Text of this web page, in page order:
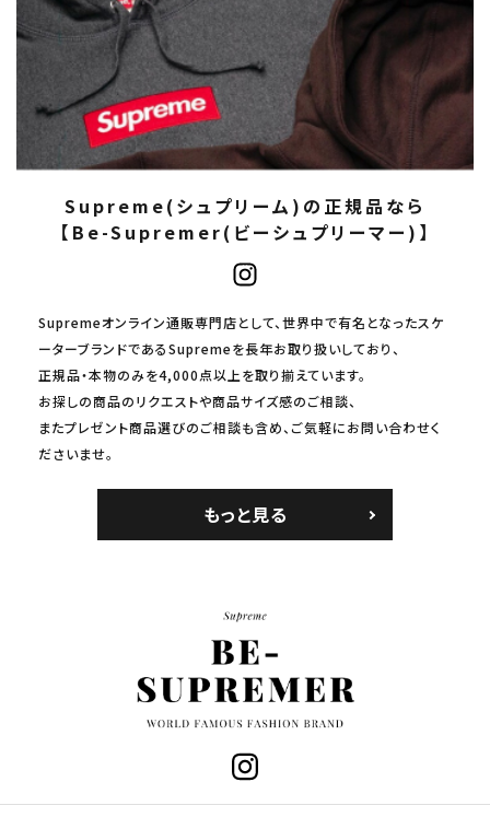
Supreme(シュプリーム)の正規品なら
【Be-Supremer(ビーシュプリーマー)】
Supremeオンライン通販専門店として、世界中で有名となったスケ
ーターブランドであるSupremeを長年お取り扱いしており、
正規品・本物のみを4,000点以上を取り揃えています。
お探しの商品のリクエストや商品サイズ感のご相談、
またプレゼント商品選びのご相談も含め、ご気軽にお問い合わせく
ださいませ。
もっと見る